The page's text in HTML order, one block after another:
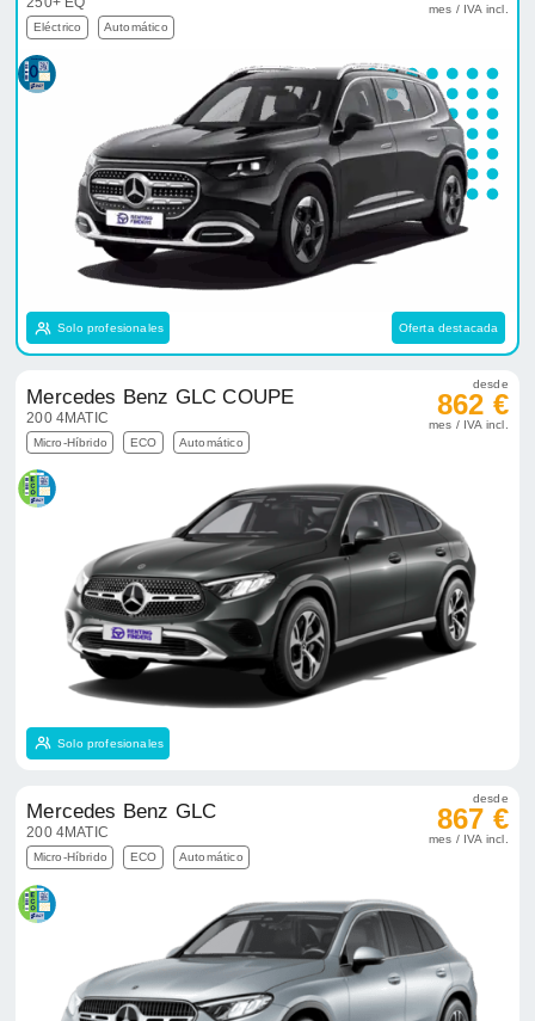
Eléctrico Automático
mes / IVA incl.
Solo profesionales Oferta destacada
Mercedes Benz GLC COUPE
200 4MATIC
Micro-Híbrido ECO Automático
desde
862 €
mes / IVA incl.
Solo profesionales
Mercedes Benz GLC
200 4MATIC
Micro-Híbrido ECO Automático
desde
867 €
mes / IVA incl.